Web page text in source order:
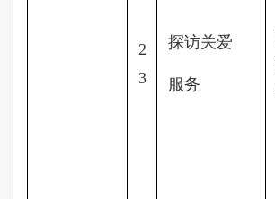
2
3
探访关爱
服务